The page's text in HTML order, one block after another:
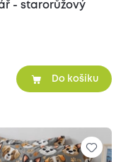
- starorůžový
Do košíku